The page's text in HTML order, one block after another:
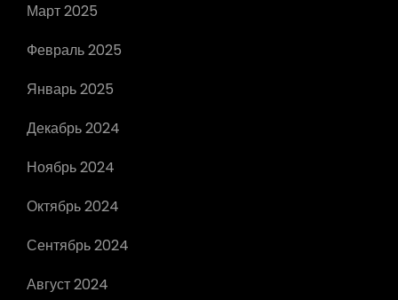
Март 2025
Февраль 2025
Январь 2025
Декабрь 2024
Ноябрь 2024
Октябрь 2024
Сентябрь 2024
Август 2024